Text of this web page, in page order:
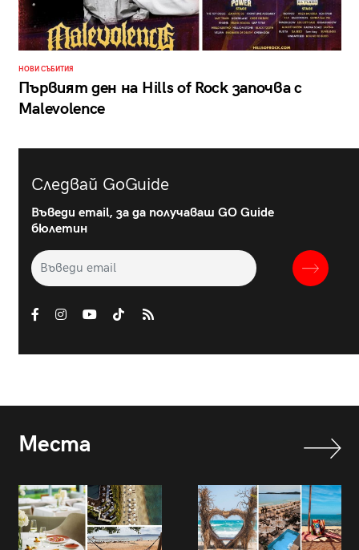
НОВИ СЪБИТИЯ
Първият ден на Hills of Rock започва с
Malevolence
Следвай GoGuide
Въведи email, за да получаваш GO Guide
бюлетин
Места